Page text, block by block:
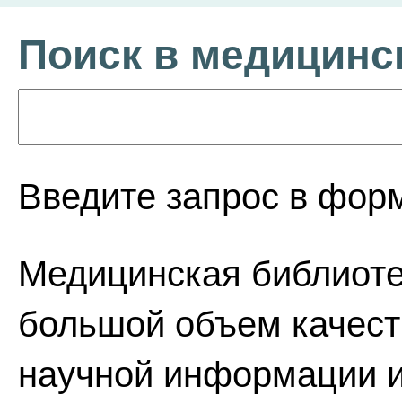
Поиск в
Введите запрос в
Медицинская
большой объем
научной информации